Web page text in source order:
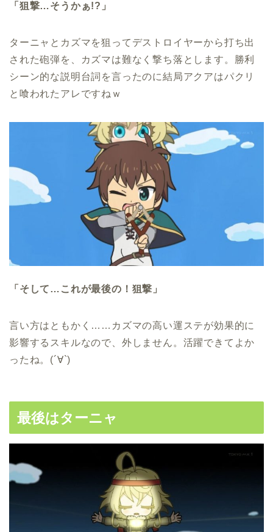
「狙撃…そうかぁ!?」
ターニャとカズマを狙ってデストロイヤーから打ち出
された砲弾を、カズマは難なく撃ち落とします。勝利
シーン的な説明台詞を言ったのに結局アクアはパクリ
と喰われたアレですねｗ
「そして…これが最後の！狙撃」
言い方はともかく……カズマの高い運ステが効果的に
影響するスキルなので、外しません。活躍できてよか
ったね。(´∀`)
最後はターニャ